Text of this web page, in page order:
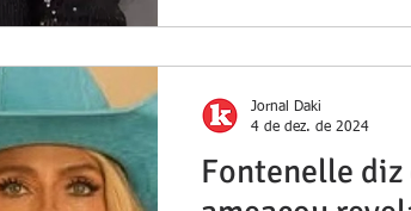
Fontenelle
Jornal Daki
4 de dez. de 2024